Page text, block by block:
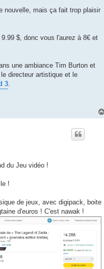
nouvelle, mais ça fait trop plaisir
$, donc vous l'aurez à 8€ et
une ambiance Tim Burton et
directeur artistique et le
3.
du Jeu vidéo !
!
de jeux, avec digipack, boite
d'euros ! C'est nawak !